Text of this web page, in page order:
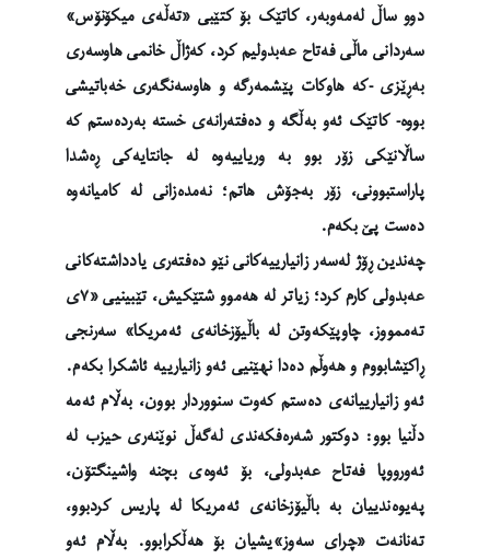
دوو ساڵ لەمەوبەر، کاتێک بۆ کتێبی «تەڵەی میکۆنۆس»
سەردانی ماڵی فەتاح عەبدولیم کرد، کەژاڵ خانمی هاوسەری
بەڕێزی -کە هاوکات پێشمەرگە و هاوسەنگەری خەباتیشی
بووە- کاتێک ئەو بەڵگە و دەفتەرانەی خستە بەردەستم کە
ساڵانێکی زۆر بوو بە وریاییەوە لە جانتایەکی ڕەشدا
پاراستبوونی، زۆر بەجۆش هاتم؛ نەمدەزانی لە کامیانەوە
دەست پێ بکەم.
چەندین ڕۆژ لەسەر زانیارییەکانی نێو دەفتەری یادداشتەکانی
عەبدولی کارم کرد؛ زیاتر لە هەموو شتێکیش، تێبینیی «٧ی
تەممووز، چاوپێکەوتن لە باڵیۆزخانەی ئەمریکا» سەرنجی
ڕاکێشابووم و هەوڵم دەدا نهێنیی ئەو زانیارییە ئاشکرا بکەم.
ئەو زانیارییانەی دەستم کەوت سنووردار بوون، بەڵام ئەمە
دڵنیا بوو: دوکتور شەرەفکەندی لەگەڵ نوێنەری حیزب لە
ئەورووپا فەتاح عەبدولی، بۆ ئەوەی بچنە واشینگتۆن،
پەیوەندییان بە باڵیۆزخانەی ئەمریکا لە پاریس کردبوو،
تەنانەت «چرای سەوز»یشیان بۆ هەڵکرابوو. بەڵام ئەو